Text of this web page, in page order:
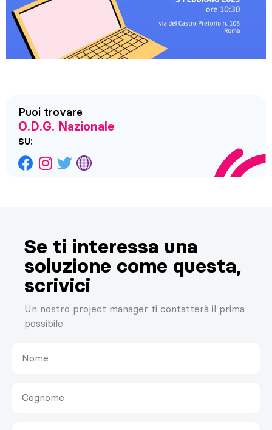
Puoi trovare
O.D.G. Nazionale
su:
Se ti interessa una
soluzione come questa,
scrivici
Un nostro project manager ti contatterà il prima
possibile